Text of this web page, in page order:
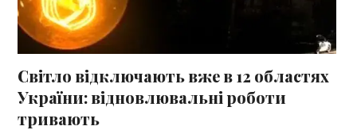
Світло відключають вже в 12 областях
України: відновлювальні роботи
тривають